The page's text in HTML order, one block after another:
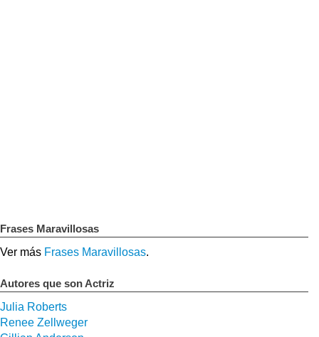
Frases Maravillosas
Ver más Frases Maravillosas.
Autores que son Actriz
Julia Roberts
Renee Zellweger